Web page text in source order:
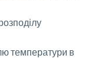
температури в